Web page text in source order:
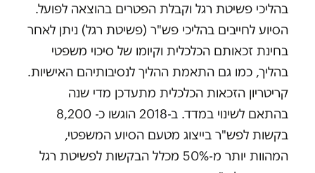
בהליכי פשיטת רגל וקבלת הפטרים בהוצאה לפועל.
הסיוע לחייבים בהליכי פש"ר (פשיטת רגל) ניתן לאחר
בחינת זכאותם הכלכלית וקיומו של סיכוי משפטי
בהליך, כמו גם התאמת ההליך לנסיבותיהם האישיות.
קריטריון הזכאות הכלכלית מתעדכן מדי שנה
בהתאם לשינוי במדד. ב-2018 הוגשו כ- 8,200
בקשות לפש"ר בייצוג מטעם הסיוע המשפטי,
המהוות יותר מ-50% מכלל הבקשות לפשיטת רגל